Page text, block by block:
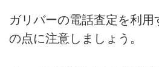
ガリバーの電話査定を利
の点に注意しましょう。